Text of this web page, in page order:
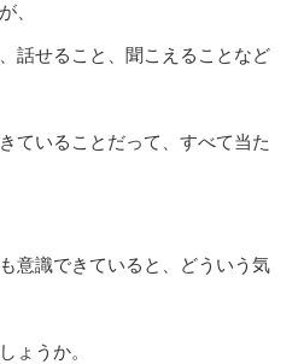
、
話せること、聞こえることなど
ていることだって、すべて当た
意識できていると、どういう気
ょうか。